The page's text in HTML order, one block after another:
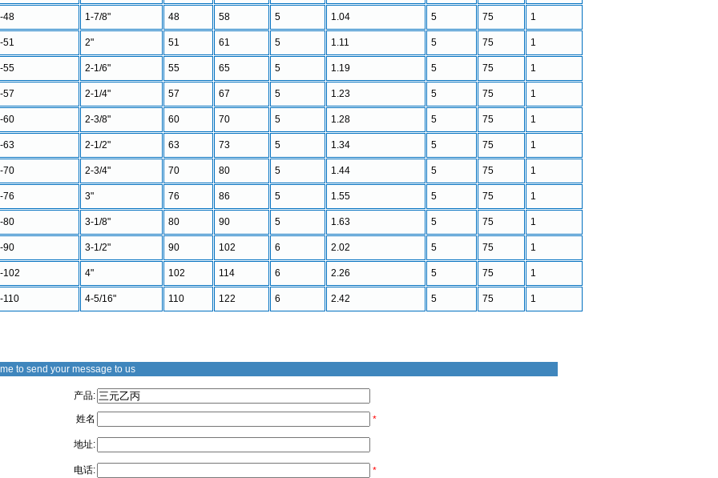
48 1-7/8" 48 58 5 1.04 5 75 1
51 2" 51 61 5 1.11 5 75 1
55 2-1/6" 55 65 5 1.19 5 75 1
57 2-1/4" 57 67 5 1.23 5 75 1
60 2-3/8" 60 70 5 1.28 5 75 1
63 2-1/2" 63 73 5 1.34 5 75 1
70 2-3/4" 70 80 5 1.44 5 75 1
76 3" 76 86 5 1.55 5 75 1
80 3-1/8" 80 90 5 1.63 5 75 1
90 3-1/2" 90 102 6 2.02 5 75 1
102 4" 102 114 6 2.26 5 75 1
110 4-5/16" 110 122 6 2.42 5 75 1
to send your message to us
产品:
姓名 *
地址:
电话: *